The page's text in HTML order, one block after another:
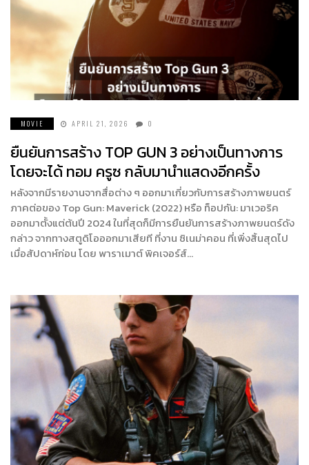
MOVIE APRIL 21, 2026 0
ยืนยันการสร้าง TOP GUN 3 อย่างเป็นทางการ
โดยจะได้ ทอม ครูซ กลับมานำแสดงอีกครั้ง
หลังจากมีรายงานจากสื่อต่าง ๆ ออกมาเกี่ยวกับการสร้างภาพยนตร์
ภาคต่อของ Top Gun: Maverick (2022) หรือ ท็อปกัน: มาเวอริค
ออกมาตั้งแต่ต้นปี 2024 ในที่สุดก็มีการยืนยันการสร้างภาพยนตร์ดัง
กล่าว จากทางสตูดิโอออกมาเสียที ที่งาน ซิเนม่าคอน ที่เพิ่งสิ้นสุดไป
เมื่อสัปดาห์ก่อน โดย พาราเมาต์ พิคเจอร์ส์…